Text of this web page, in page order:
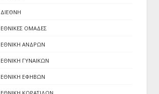
ΔΙΕΘΝΗ
ΕΘΝΙΚΕΣ ΟΜΑΔΕΣ
ΕΘΝΙΚΗ ΑΝΔΡΩΝ
ΕΘΝΙΚΗ ΓΥΝΑΙΚΩΝ
ΕΘΝΙΚΗ ΕΦΗΒΩΝ